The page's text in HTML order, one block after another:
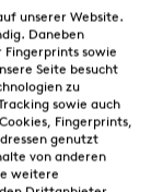
unserer Website.
Daneben
sowie
Seite besucht
zu
sowie auch
Fingerprints,
genutzt
von anderen
weitere